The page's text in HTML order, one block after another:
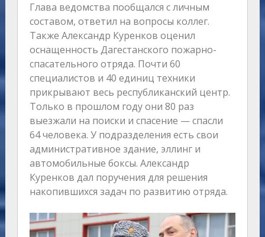
Глава ведомства пообщался с личным
составом, ответил на вопросы коллег.
Также Александр Куренков оценил
оснащенность Дагестанского пожарно-
спасательного отряда. Почти 60
специалистов и 40 единиц техники
прикрывают весь республиканский центр.
Только в прошлом году они 80 раз
выезжали на поиски и спасение — спасли
64 человека. У подразделения есть свои
административное здание, эллинг и
автомобильные боксы. Александр
Куренков дал поручения для решения
накопившихся задач по развитию отряда.